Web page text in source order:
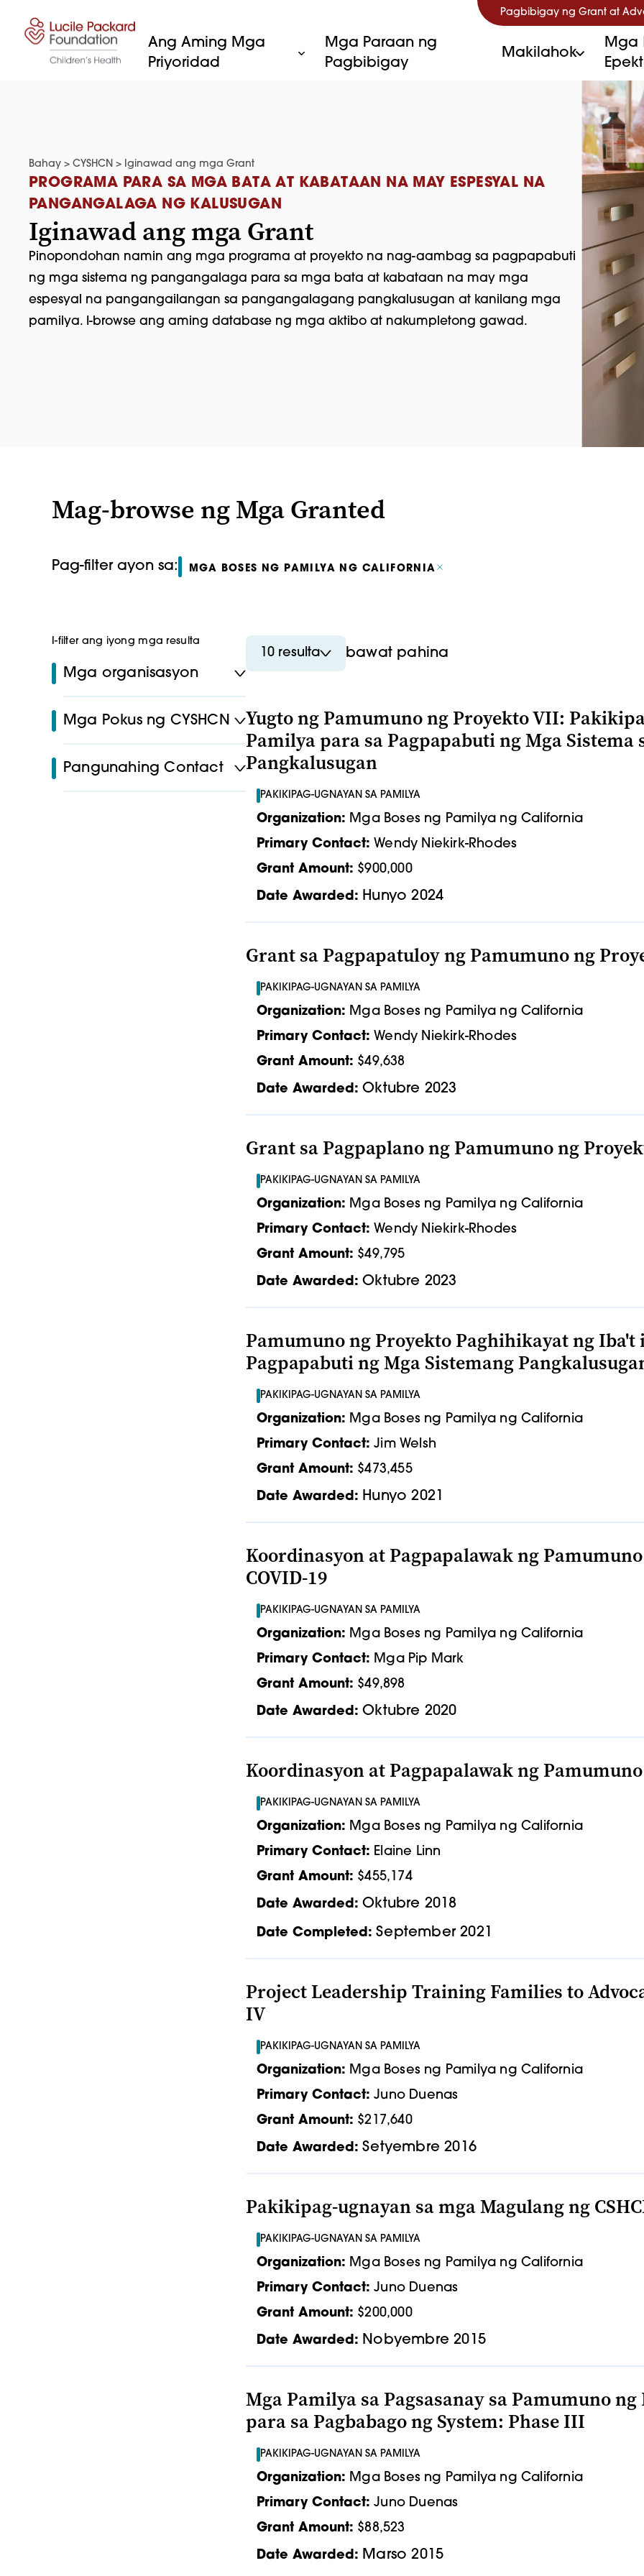
Pagbibigay ng Grant at
Ang Aming Mga
Priyoridad
Mga Paraan ng
Pagbibigay
Makilahok
Mga
Bahay > CYSHCN > Iginawad ang mga Grant
PROGRAMA PARA SA MGA BATA AT KABATAAN NA MAY ESPESYAL NA
PANGANGALAGA NG KALUSUGAN
Iginawad ang mga Grant
Pinopondohan namin ang mga programa at proyekto na nag-aambag sa pagpapabuti
ng mga sistema ng pangangalaga para sa mga bata at kabataan na may mga
espesyal na pangangailangan sa pangangalagang pangkalusugan at kanilang mga
pamilya. I-browse ang aming database ng mga aktibo at nakumpletong gawad.
Mag-browse ng Mga Granted
Pag-filter ayon sa: MGA BOSES NG PAMILYA NG CALIFORNIA
I-filter ang iyong mga resulta
Mga organisasyon
Mga Pokus ng CYSHCN
Pangunahing Contact
10 resulta bawat pahina
Yugto ng Pamumuno ng Proyekto VII:
Pamilya para sa Pagpapabuti ng Mga Sistema
Pangkalusugan
PAKIKIPAG-UGNAYAN SA PAMILYA
Organization: Mga Boses ng Pamilya ng California
Primary Contact: Wendy Niekirk-Rhodes
Grant Amount: $900,000
Date Awarded: Hunyo 2024
Grant sa Pagpapatuloy ng Pamumuno ng
PAKIKIPAG-UGNAYAN SA PAMILYA
Organization: Mga Boses ng Pamilya ng California
Primary Contact: Wendy Niekirk-Rhodes
Grant Amount: $49,638
Date Awarded: Oktubre 2023
Grant sa Pagpaplano ng Pamumuno ng
PAKIKIPAG-UGNAYAN SA PAMILYA
Organization: Mga Boses ng Pamilya ng California
Primary Contact: Wendy Niekirk-Rhodes
Grant Amount: $49,795
Date Awarded: Oktubre 2023
Pamumuno ng Proyekto Paghihikayat ng Iba't
Pagpapabuti ng Mga Sistemang
PAKIKIPAG-UGNAYAN SA PAMILYA
Organization: Mga Boses ng Pamilya ng California
Primary Contact: Jim Welsh
Grant Amount: $473,455
Date Awarded: Hunyo 2021
Koordinasyon at Pagpapalawak ng
COVID-19
PAKIKIPAG-UGNAYAN SA PAMILYA
Organization: Mga Boses ng Pamilya ng California
Primary Contact: Mga Pip Mark
Grant Amount: $49,898
Date Awarded: Oktubre 2020
Koordinasyon at Pagpapalawak ng
PAKIKIPAG-UGNAYAN SA PAMILYA
Organization: Mga Boses ng Pamilya ng California
Primary Contact: Elaine Linn
Grant Amount: $455,174
Date Awarded: Oktubre 2018
Date Completed: September 2021
Project Leadership Training Families to
IV
PAKIKIPAG-UGNAYAN SA PAMILYA
Organization: Mga Boses ng Pamilya ng California
Primary Contact: Juno Duenas
Grant Amount: $217,640
Date Awarded: Setyembre 2016
Pakikipag-ugnayan sa mga Magulang ng
PAKIKIPAG-UGNAYAN SA PAMILYA
Organization: Mga Boses ng Pamilya ng California
Primary Contact: Juno Duenas
Grant Amount: $200,000
Date Awarded: Nobyembre 2015
Mga Pamilya sa Pagsasanay sa Pamumuno
para sa Pagbabago ng System: Phase III
PAKIKIPAG-UGNAYAN SA PAMILYA
Organization: Mga Boses ng Pamilya ng California
Primary Contact: Juno Duenas
Grant Amount: $88,523
Date Awarded: Marso 2015